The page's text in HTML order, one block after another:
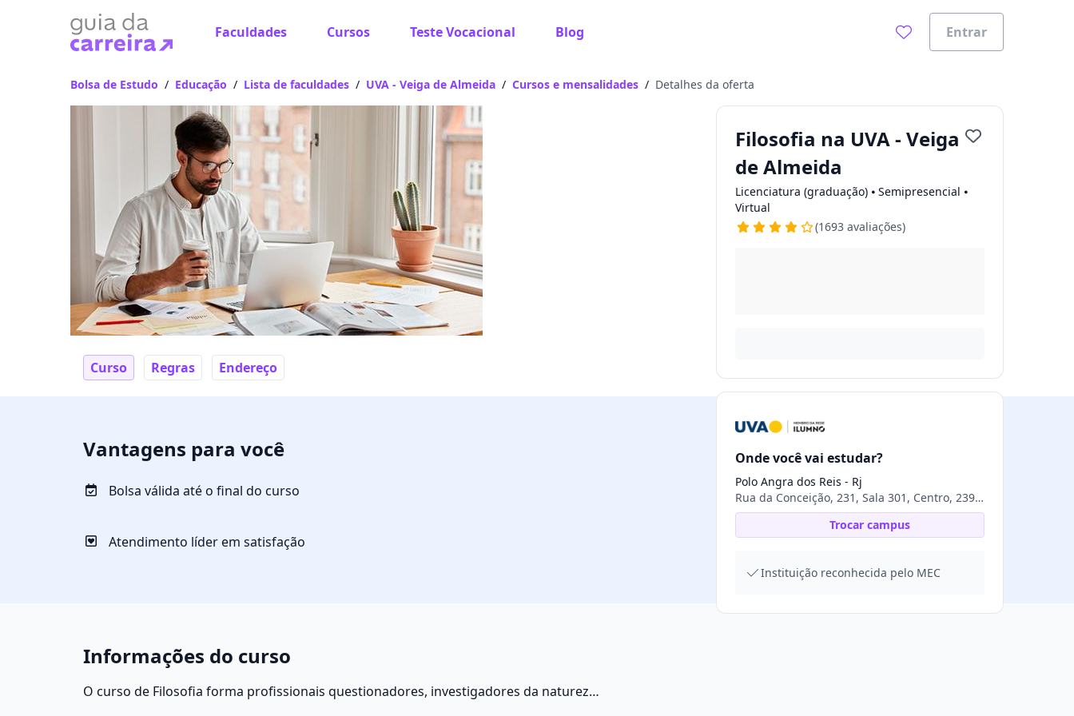
Faculdades Cursos Teste Vocacional Blog Entrar
Bolsa de Estudo / Educação / Lista de faculdades / UVA - Veiga de Almeida / Cursos e mensalidades / Detalhes da oferta
Filosofia na UVA - Veiga
de Almeida
Licenciatura (graduação) ⦁ Semipresencial ⦁
Virtual
(1693 avaliações)
Onde você vai estudar?
Polo Angra dos Reis - Rj
Rua da Conceição, 231, Sala 301, Centro, 23900-437, Angra dos Reis, RJ
Trocar campus
Escolha de unidade
Onde quer estudar?
Distâncias calculadas à partir de São Paulo, SP.
Ops! Não encontramos nenhuma unidade
Verifique se digitou corretamente, ou experimente buscar por outras unidades.
Escolher unidade
Instituição reconhecida pelo MEC
Curso Regras Endereço
Vantagens para você
Bolsa válida até o final do curso
Atendimento líder em satisfação
Informações do curso
O curso de Filosofia forma profissionais questionadores, investigadores da natureza